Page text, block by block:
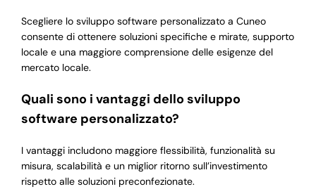
Scegliere lo sviluppo software personalizzato a Cuneo
consente di ottenere soluzioni specifiche e mirate, supporto
locale e una maggiore comprensione delle esigenze del
mercato locale.
Quali sono i vantaggi dello sviluppo
software personalizzato?
I vantaggi includono maggiore flessibilità, funzionalità su
misura, scalabilità e un miglior ritorno sull’investimento
rispetto alle soluzioni preconfezionate.